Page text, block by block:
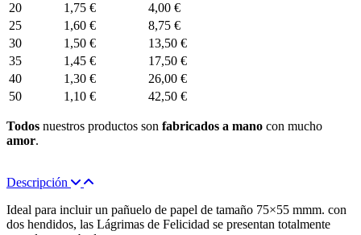
20
1,75 €
4,00 €
25
1,60 €
8,75 €
30
1,50 €
13,50 €
35
1,45 €
17,50 €
40
1,30 €
26,00 €
50
1,10 € 42,50 €
Todos nuestros productos son fabricados a mano con mucho
amor.
Descripción
Ideal para incluir un pañuelo de papel de tamaño 75×55 mmm. con
dos hendidos, las Lágrimas de Felicidad se presentan totalmente